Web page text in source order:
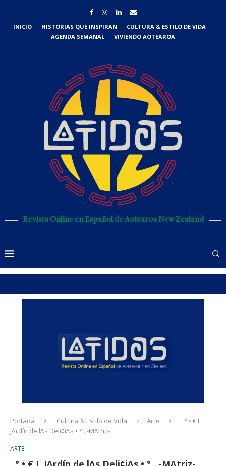
INICIO HISTORIAS QUE INSPIRAN
CULTURA & ESTILO DE VIDA
AGENDA SEMANAL
VIVIENDO AOTEAROA
Revista Online en Español de Aotearoa New Zealand
Portada Cultura & Estilo de Vida Arte
. ° • € L
J∆rdín de l∆s Deli¢i∆s • ° . -M∆triz-
ARTE